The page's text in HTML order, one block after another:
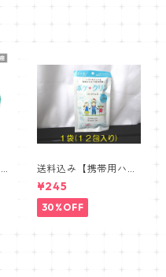
送料込み【携帯用ハン
ドジェル１２包入り×
１袋】外出先で便利ア
イテム、アルコール洗
浄タイプ
¥245
30%OFF